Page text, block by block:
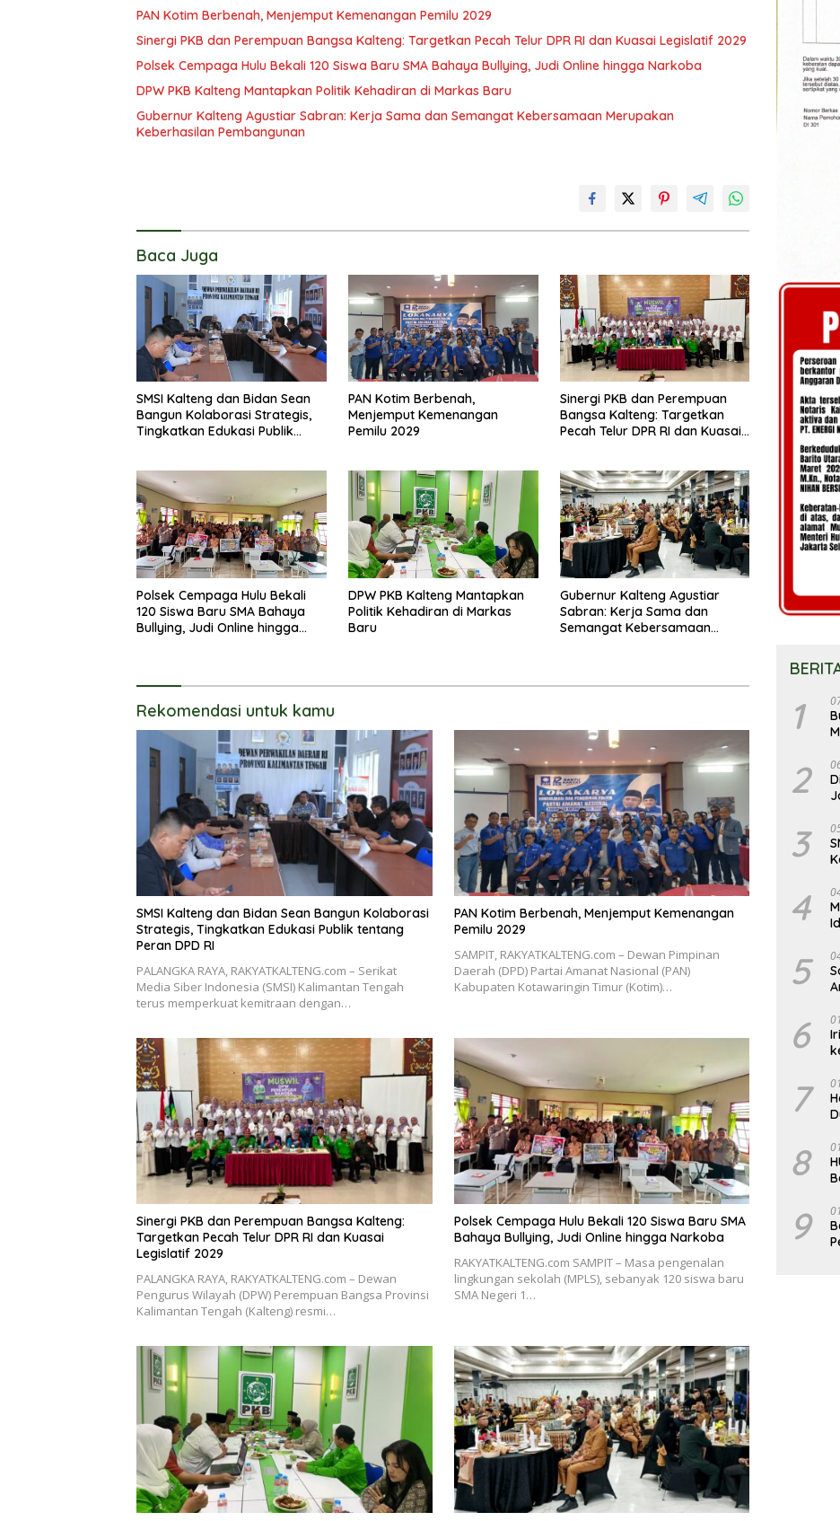
PAN Kotim Berbenah, Menjemput Kemenangan Pemilu 2029
Sinergi PKB dan Perempuan Bangsa Kalteng: Targetkan Pecah Telur DPR RI dan Kuasai Legislatif 2029
Polsek Cempaga Hulu Bekali 120 Siswa Baru SMA Bahaya Bullying, Judi Online hingga Narkoba
DPW PKB Kalteng Mantapkan Politik Kehadiran di Markas Baru
Gubernur Kalteng Agustiar Sabran: Kerja Sama dan Semangat Kebersamaan Merupakan
Keberhasilan Pembangunan
Baca Juga
SMSI Kalteng dan Bidan Sean
Bangun Kolaborasi Strategis,
Tingkatkan Edukasi Publik
PAN Kotim Berbenah,
Menjemput Kemenangan
Pemilu 2029
Sinergi PKB dan Perempuan
Bangsa Kalteng: Targetkan
Pecah Telur DPR RI dan Kuasai
Polsek Cempaga Hulu Bekali
120 Siswa Baru SMA Bahaya
Bullying, Judi Online hingga
DPW PKB Kalteng Mantapkan
Politik Kehadiran di Markas
Baru
Gubernur Kalteng Agustiar
Sabran: Kerja Sama dan
Semangat Kebersamaan
Rekomendasi untuk kamu
SMSI Kalteng dan Bidan Sean Bangun Kolaborasi
Strategis, Tingkatkan Edukasi Publik tentang
Peran DPD RI
PALANGKA RAYA, RAKYATKALTENG.com – Serikat
Media Siber Indonesia (SMSI) Kalimantan Tengah
terus memperkuat kemitraan dengan…
PAN Kotim Berbenah, Menjemput Kemenangan
Pemilu 2029
SAMPIT, RAKYATKALTENG.com – Dewan Pimpinan
Daerah (DPD) Partai Amanat Nasional (PAN)
Kabupaten Kotawaringin Timur (Kotim)…
Sinergi PKB dan Perempuan Bangsa Kalteng:
Targetkan Pecah Telur DPR RI dan Kuasai
Legislatif 2029
PALANGKA RAYA, RAKYATKALTENG.com – Dewan
Pengurus Wilayah (DPW) Perempuan Bangsa Provinsi
Kalimantan Tengah (Kalteng) resmi…
Polsek Cempaga Hulu Bekali 120 Siswa Baru SMA
Bahaya Bullying, Judi Online hingga Narkoba
RAKYATKALTENG.com SAMPIT – Masa pengenalan
lingkungan sekolah (MPLS), sebanyak 120 siswa baru
SMA Negeri 1…
1
2
3
4
5
6
7
8
9